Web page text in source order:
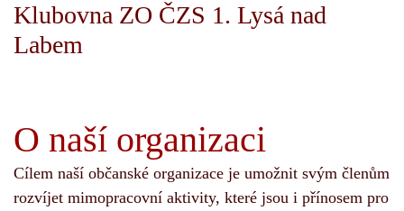
Klubovna ZO ČZS 1. Lysá nad
Labem
O naší organizaci
Cílem naší občanské organizace je umožnit svým členům
rozvíjet mimopracovní aktivity, které jsou i přínosem pro